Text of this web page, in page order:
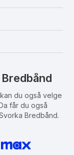
du også velge
får du også
Bredbånd.